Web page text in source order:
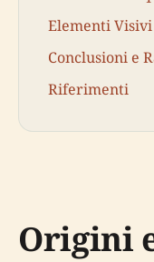
Elementi
Conclusioni e
Riferimenti
Origini